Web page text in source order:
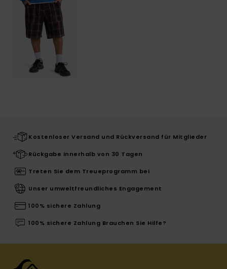
Kostenloser Versand und Rückversand für Mitglieder
Rückgabe innerhalb von 30 Tagen
Treten Sie dem Treueprogramm bei
Unser umweltfreundliches Engagement
100% sichere Zahlung
100% sichere Zahlung Brauchen Sie Hilfe?